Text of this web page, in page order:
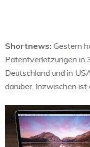
Shortnews: Gestern
Patentverletzungen in
Deutschland und in
darüber. Inzwischen